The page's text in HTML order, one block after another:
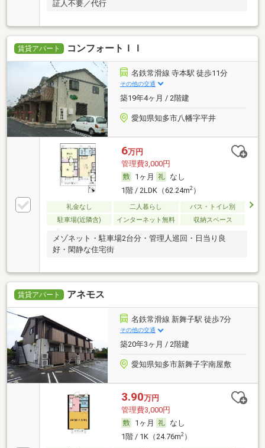
証人不要／代行
賃貸アパート コンフォートＩＩ
名鉄常滑線 寺本駅 徒歩11分
その他の交通
築19年4ヶ月 / 2階建
愛知県知多市八幡字平井
6万円
管理費3,000円
1ヶ月
なし
1階 / 2LDK（62.24m2）
礼金なし 二人暮らし
バス・トイレ別
駐車場(近隣含)
インターネット無料 収納スペース
メゾネット・駐車場2台分・管理人巡回・日当り良
好・閑静な住宅街
賃貸アパート アネモス
名鉄常滑線 新舞子駅 徒歩7分
その他の交通
築20年3ヶ月 / 2階建
愛知県知多市新舞子字南屋敷
3.90万円
管理費3,000円
1ヶ月
なし
1階 / 1K（24.76m2）